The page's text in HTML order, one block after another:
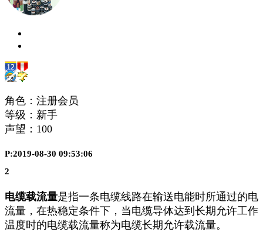
角色：注册会员
等级：新手
声望： 100
P:2019-08-30 09:53:06
2
电缆载流量是指一条电缆线路在输送电能时所通过的电
流量，在热稳定条件下，当电缆导体达到长期允许工作
温度时的电缆载流量称为电缆长期允许载流量。